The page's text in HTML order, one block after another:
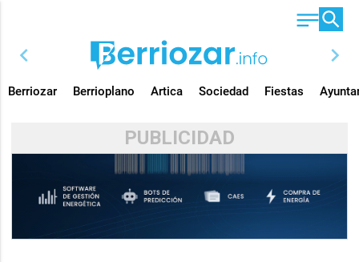
chevron_left chevron_right
Berriozar Berrioplano Artica Sociedad Fiestas
PUBLICIDAD